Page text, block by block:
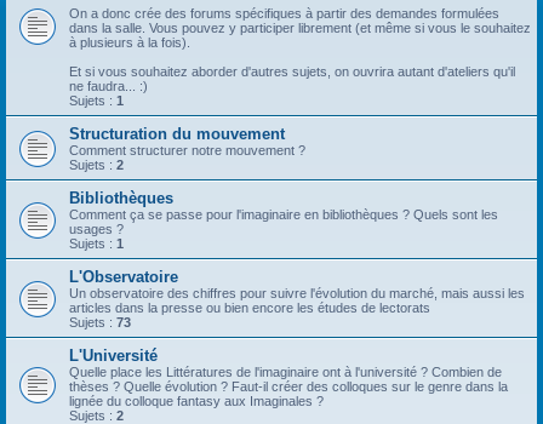
On a donc crée des forums spécifiques à partir des demandes formulées
dans la salle. Vous pouvez y participer librement (et même si vous le souhaitez
à plusieurs à la fois).
Et si vous souhaitez aborder d'autres sujets, on ouvrira autant d'ateliers qu'il
ne faudra... :)
Sujets : 1
Structuration du mouvement
Comment structurer notre mouvement ?
Sujets : 2
Bibliothèques
Comment ça se passe pour l'imaginaire en bibliothèques ? Quels sont les
usages ?
Sujets : 1
L'Observatoire
Un observatoire des chiffres pour suivre l'évolution du marché, mais aussi les
articles dans la presse ou bien encore les études de lectorats
Sujets : 73
L'Université
Quelle place les Littératures de l'imaginaire ont à l'université ? Combien de
thèses ? Quelle évolution ? Faut-il créer des colloques sur le genre dans la
lignée du colloque fantasy aux Imaginales ?
Sujets : 2